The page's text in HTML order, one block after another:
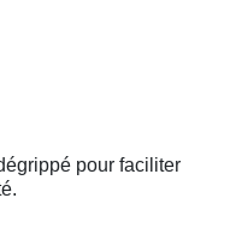
pour faciliter